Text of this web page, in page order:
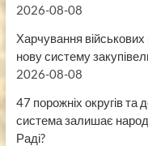
2026-08-08
Харчування
нову систему
2026-08-08
47 порожніх округів та
система залишає
Раді?